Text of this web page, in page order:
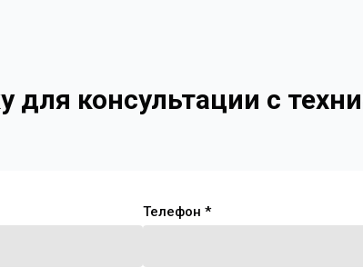
для консультации с
Телефон *